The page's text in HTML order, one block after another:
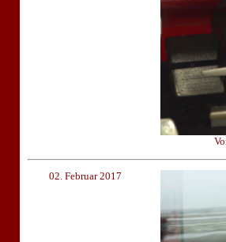
02. Februar 2017